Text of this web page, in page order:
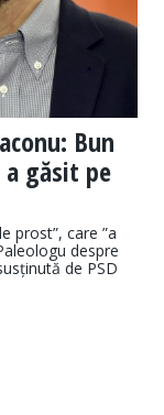
Bun
găsit pe
prost”, care ”a
despre
de PSD